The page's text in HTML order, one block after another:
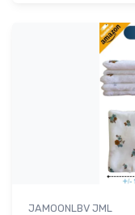
JAMOONLBV JML